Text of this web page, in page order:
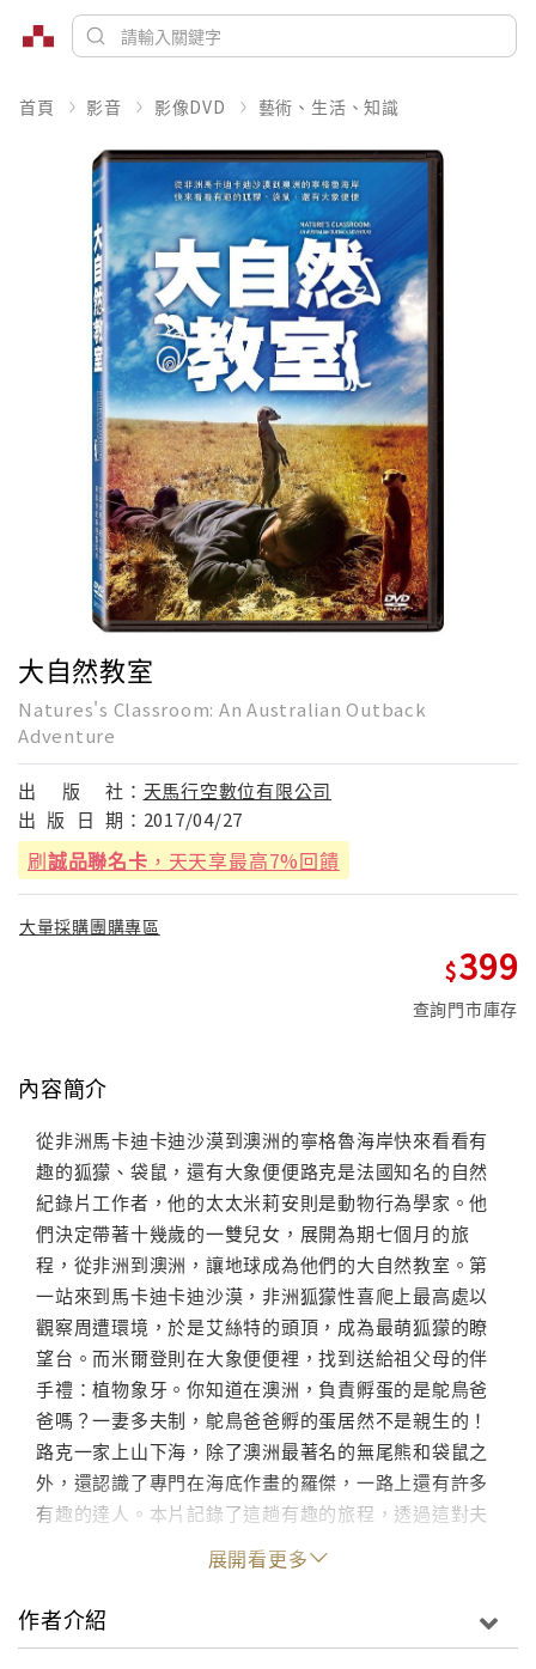
首頁 影音 影像DVD 藝術、生活、知識
大自然教室
Natures's Classroom: An Australian Outback
Adventure
出 版 社： 天馬行空數位有限公司
出 版 日 期： 2017/04/27
刷誠品聯名卡 ，天天享最高7%回饋
大量採購團購專區
399
查詢門市庫存
內容簡介
從非洲馬卡迪卡迪沙漠到澳洲的寧格魯海岸快來看看有
趣的狐獴、袋鼠，還有大象便便路克是法國知名的自然
紀錄片工作者，他的太太米莉安則是動物行為學家。他
們決定帶著十幾歲的一雙兒女，展開為期七個月的旅
程，從非洲到澳洲，讓地球成為他們的大自然教室。第
一站來到馬卡迪卡迪沙漠，非洲狐獴性喜爬上最高處以
觀察周遭環境，於是艾絲特的頭頂，成為最萌狐獴的瞭
望台。而米爾登則在大象便便裡，找到送給祖父母的伴
手禮：植物象牙。你知道在澳洲，負責孵蛋的是鴕鳥爸
爸嗎？一妻多夫制，鴕鳥爸爸孵的蛋居然不是親生的！
路克一家上山下海，除了澳洲最著名的無尾熊和袋鼠之
外，還認識了專門在海底作畫的羅傑，一路上還有許多
有趣的達人。本片記錄了這趟有趣的旅程，透過這對夫
妻以及達人的解說，我們將體會更多大自然的奧秘及有
趣的知識。影音規格：DVD片長：52 DVD螢幕比：
16:9DVD區域：台灣、東南亞、東亞（包括香港及韓國
等） DVD類別：紀錄片DVD音效：Dolby Digital 2.0
展開看更多
作者介紹